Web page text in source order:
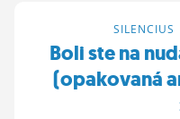
FÓRUM
STATUSY
SILENCIUS
Boli ste na
(opakovaná